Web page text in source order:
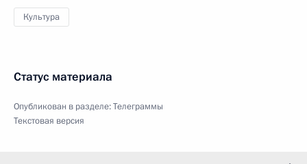
Культура
Статус материала
Опубликован в разделе:Телеграммы
Текстовая версия